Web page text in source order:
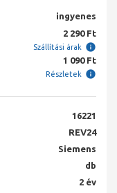
ingyenes
2 290 Ft
Szállítási árak
1 090 Ft
Részletek
16221
REV24
Siemens
db
2 év